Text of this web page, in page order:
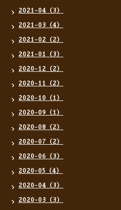
2021-04（3）
2021-03（4）
2021-02（2）
2021-01（3）
2020-12（2）
2020-11（2）
2020-10（1）
2020-09（1）
2020-08（2）
2020-07（2）
2020-06（3）
2020-05（4）
2020-04（3）
2020-03（3）